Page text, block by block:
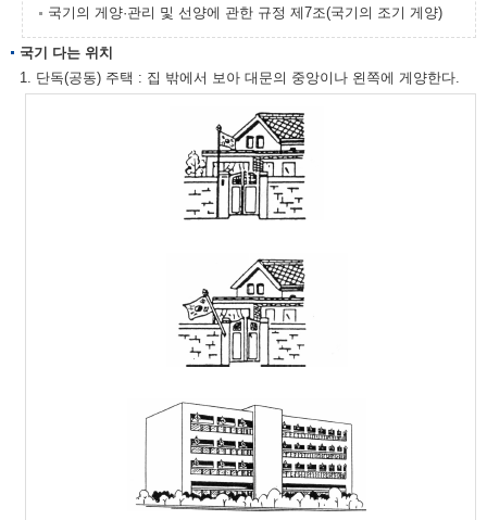
국기의 게양·관리 및 선양에 관한 규정 제7조(국기의 조기 게양)
국기 다는 위치
1. 단독(공동) 주택 : 집 밖에서 보아 대문의 중앙이나 왼쪽에 게양한다.